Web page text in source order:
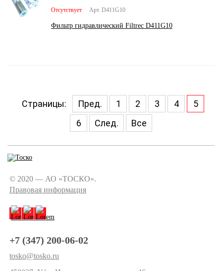
Арт. D411G10
Отсутствует
Фильтр гидравлический Filtrec D411G10
Страницы: Пред. 1 2 3 4
5
6
След. Все
© 2020 — АО «ТОСКО».
Правовая информация
+7 (347) 200-06-02
tosko@tosko.ru